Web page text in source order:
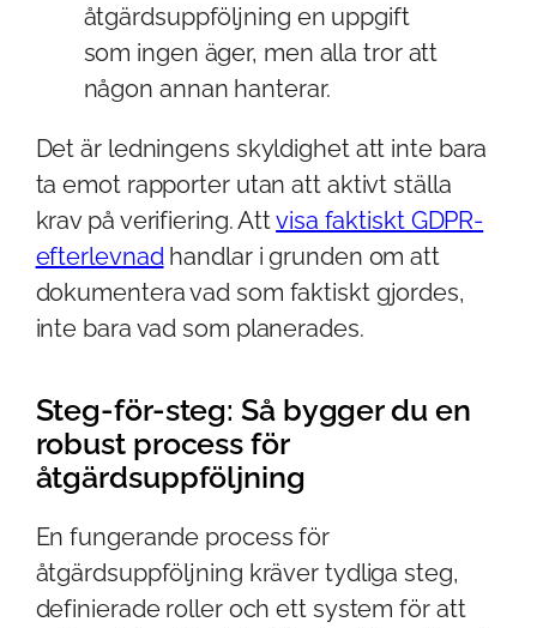
åtgärdsuppföljning en uppgift
som ingen äger, men alla tror att
någon annan hanterar.
Det är ledningens skyldighet att inte bara
ta emot rapporter utan att aktivt ställa
krav på verifiering. Attvisa faktiskt GDPR-
efterlevnad handlar i grunden om att
dokumentera vad som faktiskt gjordes,
inte bara vad som planerades.
Steg-för-steg: Så bygger du en
robust process för
åtgärdsuppföljning
En fungerande process för
åtgärdsuppföljning kräver tydliga steg,
definierade roller och ett system för att